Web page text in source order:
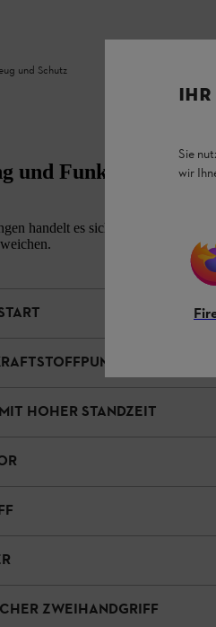
und Schutz
und Funktion
handelt es sich um
HOHER STANDZEIT
ZWEIHANDGRIFF
Sie
wir